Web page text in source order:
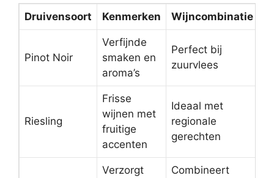
Druivensoort Kenmerken Wijncombinatie
Pinot Noir
Verfijnde
smaken en
aroma’s
Perfect bij
zuurvlees
Riesling
Frisse
wijnen met
fruitige
accenten
Ideaal met
regionale
gerechten
Verzorgt
Combineert